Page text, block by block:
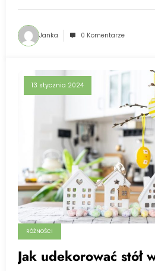
Janka 0 Komentarze
13 stycznia 2024
RÓŻNOŚCI
Jak udekorować stół